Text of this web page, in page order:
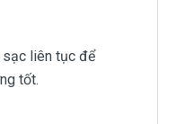
liên tục để
tốt.